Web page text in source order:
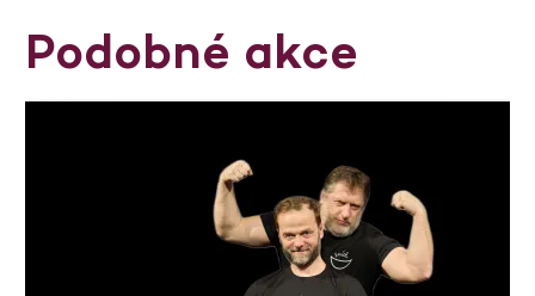
Podobné akce